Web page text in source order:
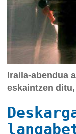
Iraila-abendua
eskaintzen